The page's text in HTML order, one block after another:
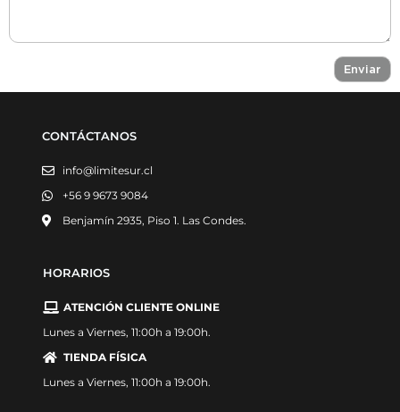
CONTÁCTANOS
info@limitesur.cl
+56 9 9673 9084
Benjamín 2935, Piso 1. Las Condes.
HORARIOS
ATENCIÓN CLIENTE ONLINE
Lunes a Viernes, 11:00h a 19:00h.
TIENDA FÍSICA
Lunes a Viernes, 11:00h a 19:00h.